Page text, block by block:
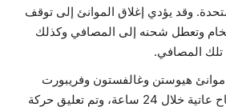
وقد يؤدي إغلاق الموانئ إلى توقف
وتعطل شحنه إلى المصافي وكذلك
المصافي.
هيوستن وغالفستون وفريبورت
وتكساس سيتي هبوب رياح عاتية خلال 24 ساعة، وتم تعليق حركة